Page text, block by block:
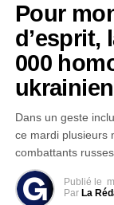
Pour
d’esprit,
000
ukrainien
Dans un geste
ce mardi plusieurs
combattants
Publié le
Par La